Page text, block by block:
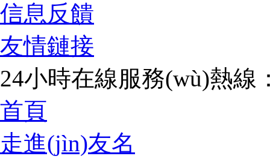
信息反饋
友情鏈接
24小時在線服務(wù)熱線
首頁
走進(jìn)友名